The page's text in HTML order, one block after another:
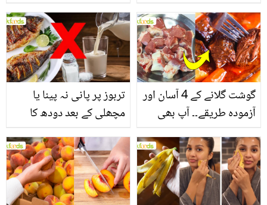
انگیز طبی فوائد
تربوز پر پانی نہ پینا یا
مچھلی کے بعد دودھ کا
سے متعلق غلط فہمیوں کی
حقیقت کیا ہے اور افواہ
کیا؟
گوشت گلانے کے 4 آسان اور
آزمودہ طریقے۔۔ آپ بھی
بتائے راز